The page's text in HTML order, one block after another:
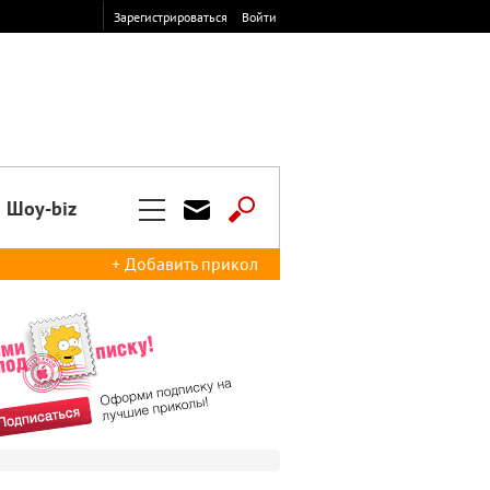
Зарегистрироваться Войти
Шоу-biz
+ Добавить прикол